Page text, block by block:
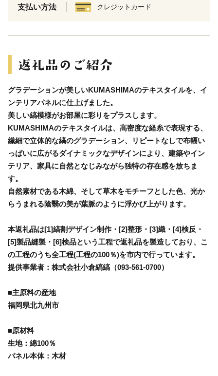
支払い方法 クレジットカード
グラデーションが美しいKUMASHIMAのテキスタイルを、イ
ンテリアパネルに仕上げました。
美しい縞模様がお部屋に彩りをプラスします。
KUMASHIMAのテキスタイルは、高密度な経糸で表現する、
繊細で立体的な縞のグラデーション、リピートなしで布幅い
っぱいに広がるダイナミックなデザインにより、建築やイン
テリア、家具に自然となじみながら独特の存在感を放ちま
す。
自然素材である木綿、そして草木をモチーフとした色、光か
らうまれる陰翳の美が葉脈のように浮かび上がります。
本返礼品は[1]縞割デザイン制作・[2]整形・[3]織・[4]検反・
[5]製品縫製・[6]検品という工程で返礼品を製造しており、こ
の工程のうち全工程(工程の100％)を市内で行っています。
提供事業者：株式会社小倉縞縞（093-561-0700）
■主原料の産地
福岡県北九州市
■原材料
生地：綿100％
パネル本体：木材